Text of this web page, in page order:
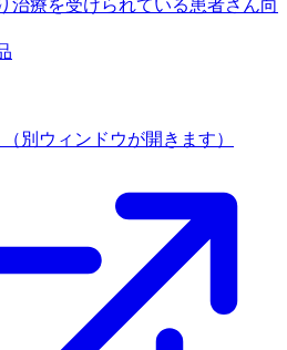
治療を受けられている患者さん向
（別ウィンドウが開きます）